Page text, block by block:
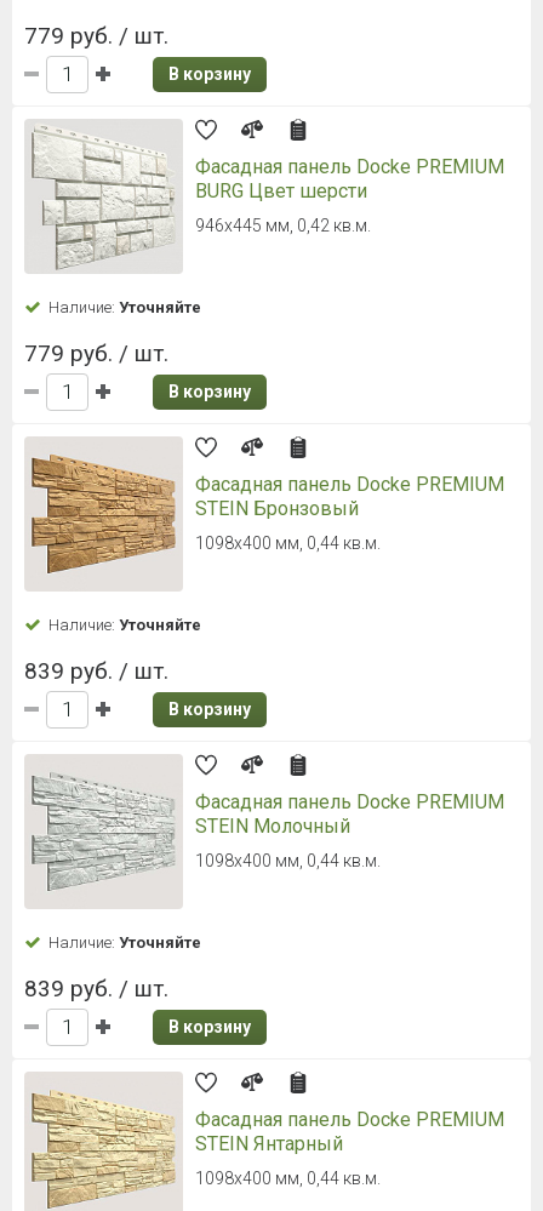
779 руб. / шт.
В корзину
Фасадная панель Docke PREMIUM
BURG Цвет шерсти
946х445 мм, 0,42 кв.м.
Наличие: Уточняйте
779 руб. / шт.
В корзину
Фасадная панель Docke PREMIUM
STEIN Бронзовый
1098х400 мм, 0,44 кв.м.
Наличие: Уточняйте
839 руб. / шт.
В корзину
Фасадная панель Docke PREMIUM
STEIN Молочный
1098х400 мм, 0,44 кв.м.
Наличие: Уточняйте
839 руб. / шт.
В корзину
Фасадная панель Docke PREMIUM
STEIN Янтарный
1098х400 мм, 0,44 кв.м.